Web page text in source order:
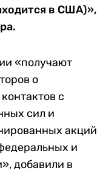
в США)»,
«получают
о
с
сил и
акций
и
добавили в